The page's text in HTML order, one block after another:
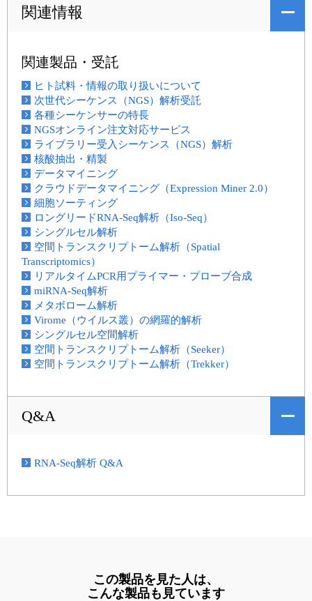
関連情報
関連製品・受託
ヒト試料・情報の取り扱いについて
次世代シーケンス（NGS）解析受託
各種シーケンサーの特長
NGSオンライン注文対応サービス
ライブラリー受入シーケンス（NGS）解析
核酸抽出・精製
データマイニング
クラウドデータマイニング（Expression Miner 2.0）
細胞ソーティング
ロングリードRNA-Seq解析（Iso-Seq）
シングルセル解析
空間トランスクリプトーム解析（Spatial
Transcriptomics）
リアルタイムPCR用プライマー・プローブ合成
miRNA-Seq解析
メタボローム解析
Virome（ウイルス叢）の網羅的解析
シングルセル空間解析
空間トランスクリプトーム解析（Seeker）
空間トランスクリプトーム解析（Trekker）
Q&A
RNA-Seq解析 Q&A
この製品を見た人は、
こんな製品も見ています